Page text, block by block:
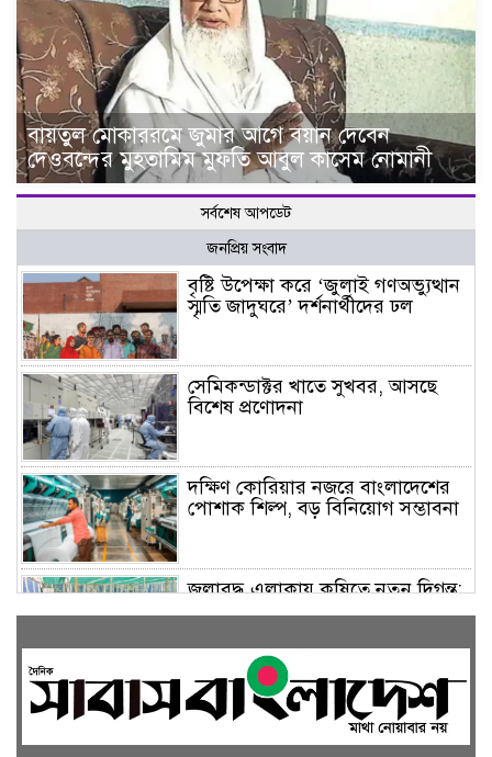
বায়তুল মোকাররমে জুমার আগে বয়ান দেবেন
দেওবন্দের মুহতামিম মুফতি আবুল কাসেম নোমানী
সর্বশেষ আপডেট
জনপ্রিয় সংবাদ
বৃষ্টি উপেক্ষা করে ‘জুলাই গণঅভ্যুত্থান
স্মৃতি জাদুঘরে’ দর্শনার্থীদের ঢল
সেমিকন্ডাক্টর খাতে সুখবর, আসছে
বিশেষ প্রণোদনা
দক্ষিণ কোরিয়ার নজরে বাংলাদেশের
পোশাক শিল্প, বড় বিনিয়োগ সম্ভাবনা
জলাবদ্ধ এলাকায় কৃষিতে নতুন দিগন্ত:
পলি নেট হাউসে বছরে ১০ লাখ পর্যন্ত
রাষ্ট্রপতি নির্বাচন ২০ আগস্ট, তফসিল
ঘোষণা ইসির